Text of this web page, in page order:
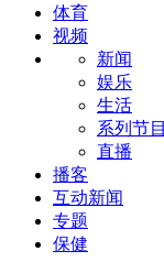
体育
视频
新闻
娱乐
生活
系列节目
直播
播客
互动新闻
专题
保健